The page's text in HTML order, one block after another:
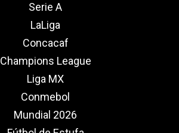
Serie A
LaLiga
Concacaf
Champions League
Liga MX
Conmebol
Mundial 2026